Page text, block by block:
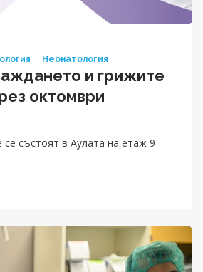
Неонатология
и грижите
октомври
състоят в Аулата на етаж 9